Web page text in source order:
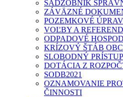
SADZOBNÍK
ZÁVÄZNÉ
POZEMKOVÉ
VOĽBY A
ODPADOVÉ
KRÍZOVÝ ŠTÁB
SLOBODNÝ
DOTÁCIA Z
SODB2021
OZNAMOVANIE
ČINNOSTI